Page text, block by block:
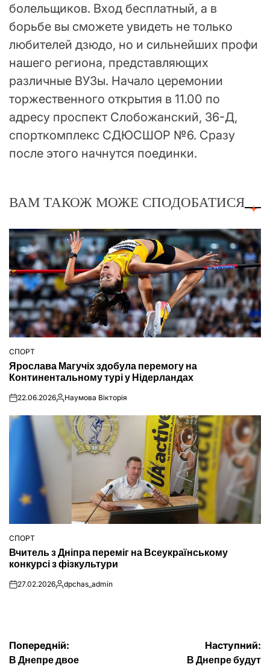
болельщиков. Вход бесплатный, а в
борьбе вы сможете увидеть не только
любителей дзюдо, но и сильнейших профи
нашего региона, представляющих
различные ВУЗы. Начало церемонии
торжественного открытия в 11.00 по
адресу проспект Слобожанский, 36-Д,
спорткомплекс СДЮСШОР №6. Сразу
после этого начнутся поединки.
ВАМ ТАКОЖ МОЖЕ СПОДОБАТИСЯ
ОПУБЛІКУВАТИ
У
СПОРТ
Ярослава Магучіх здобула перемогу на
Континентальному турі у Нідерландах
on22.06.2026Опубліковано
Наумова Вікторія
ОПУБЛІКУВАТИ
У
СПОРТ
Вчитель з Дніпра переміг на Всеукраїнському
конкурсі з фізкультури
on27.02.2026Опубліковано
dpchas_admin
Навігація
Попередній:
В Днепре двое
Наступний:
В Днепре будут